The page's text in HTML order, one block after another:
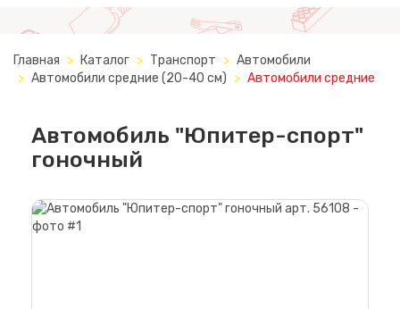
Главная Каталог Транспорт
Автомобили
Автомобили средние (20-40 см)
Автомобили средние
Автомобиль "Юпитер-спорт"
гоночный